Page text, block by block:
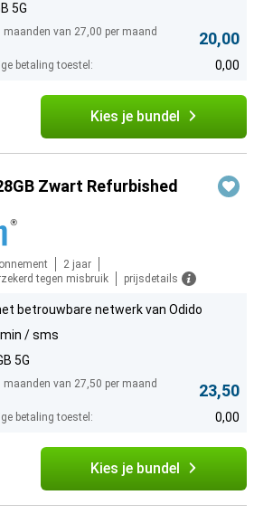
5G
maanden van 27,00 per maand
20,00
betaling toestel: 0,00
Kies je bundel
Zwart Refurbished
2 jaar
tegen misbruik
prijsdetails
betrouwbare netwerk van Odido
/ sms
5G
maanden van 27,50 per maand
23,50
betaling toestel: 0,00
Kies je bundel